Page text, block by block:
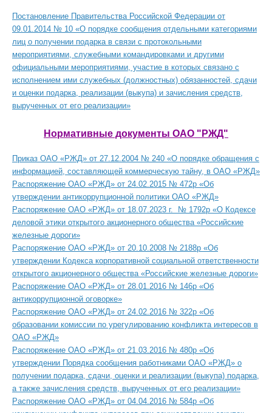
Постановление Правительства Российской Федерации от
09.01.2014 № 10 «О порядке сообщения отдельными категориями
лиц о получении подарка в связи с протокольными
мероприятиями, служебными командировками и другими
официальными мероприятиями, участие в которых связано с
исполнением ими служебных (должностных) обязанностей, сдачи
и оценки подарка, реализации (выкупа) и зачисления средств,
вырученных от его реализации»
Нормативные документы ОАО "РЖД"
Приказ ОАО «РЖД» от 27.12.2004 № 240 «О порядке обращения с
информацией, составляющей коммерческую тайну, в ОАО «РЖД»
Распоряжение ОАО «РЖД» от 24.02.2015 № 472р «Об
утверждении антикоррупционной политики ОАО «РЖД»
Распоряжение ОАО «РЖД» от 18.07.2023 г. № 1792р «О Кодексе
деловой этики открытого акционерного общества «Российские
железные дороги»
Распоряжение ОАО «РЖД» от 20.10.2008 № 2188р «Об
утверждении Кодекса корпоративной социальной ответственности
открытого акционерного общества «Российские железные дороги»
Распоряжение ОАО «РЖД» от 28.01.2016 № 146р «Об
антикоррупционной оговорке»
Распоряжение ОАО «РЖД» от 24.02.2016 № 322р «Об
образовании комиссии по урегулированию конфликта интересов в
ОАО «РЖД»
Распоряжение ОАО «РЖД» от 21.03.2016 № 480р «Об
утверждении Порядка сообщения работниками ОАО «РЖД» о
получении подарка, сдачи, оценки и реализации (выкупа) подарка,
а также зачисления средств, вырученных от его реализации»
Распоряжение ОАО «РЖД» от 04.04.2016 № 584р «Об